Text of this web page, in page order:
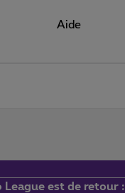
Aide
League est de retour :